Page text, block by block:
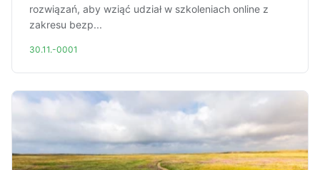
rozwiązań, aby wziąć udział w szkoleniach online z
zakresu bezp...
30.11.-0001